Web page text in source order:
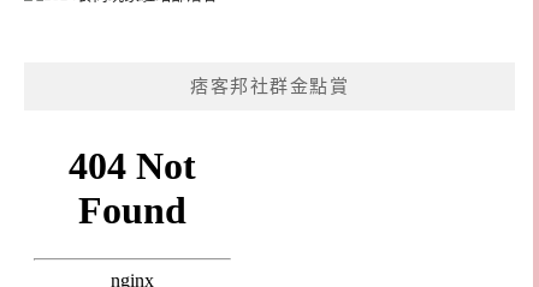
痞客邦社群金點賞